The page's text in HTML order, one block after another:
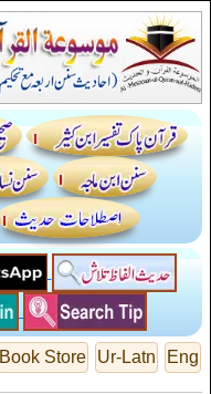
Eng
Ur-Latn
Book Store